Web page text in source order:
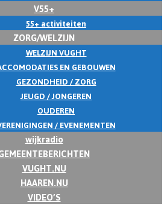
V55+
55+ activiteiten
ZORG/WELZIJN
WELZIJN VUGHT
EN GEBOUWEN
GEZONDHEID / ZORG
JEUGD / JONGEREN
OUDEREN
/ EVENEMENTEN
wijkradio
VUGHT.NU
HAAREN.NU
VIDEO’S